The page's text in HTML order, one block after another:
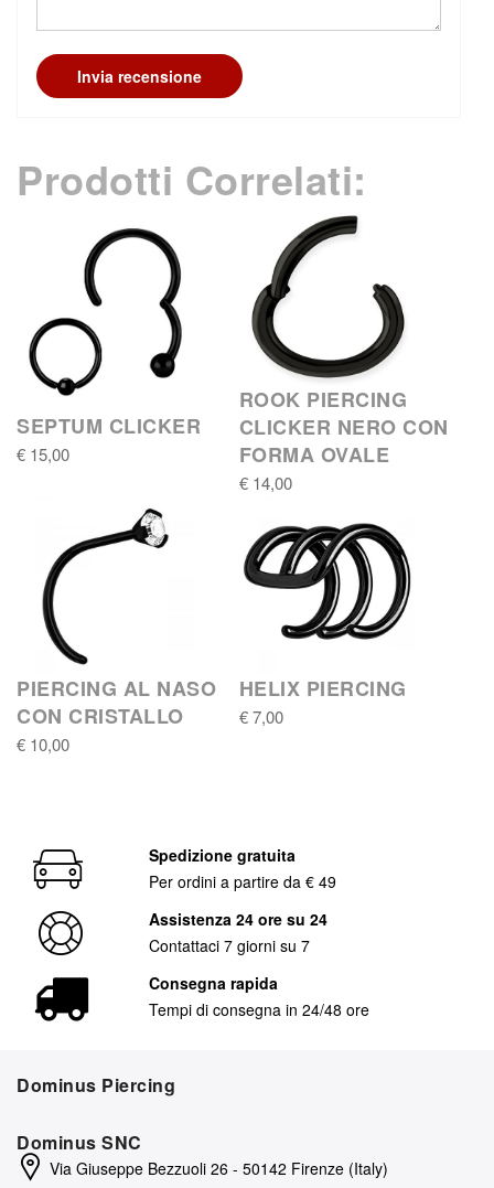
Invia recensione
Prodotti Correlati:
SEPTUM CLICKER
€ 15,00
ROOK PIERCING
CLICKER NERO CON
FORMA OVALE
€ 14,00
PIERCING AL NASO
CON CRISTALLO
€ 10,00
HELIX PIERCING
€ 7,00
Spedizione gratuita
Per ordini a partire da € 49
Assistenza 24 ore su 24
Contattaci 7 giorni su 7
Consegna rapida
Tempi di consegna in 24/48 ore
Dominus Piercing
Dominus SNC
Via Giuseppe Bezzuoli 26 - 50142 Firenze (Italy)